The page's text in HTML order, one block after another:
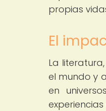
propias
El
La
el mundo y
en